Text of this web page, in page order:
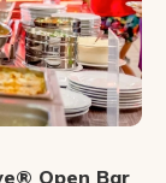
Open Bar